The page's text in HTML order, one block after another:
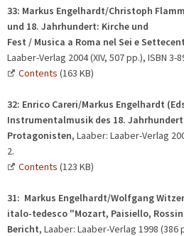
33: Markus Engelhardt/Christoph
und 18. Jahrhundert: Kirche und
Fest / Musica a Roma nel Sei e
Laaber-Verlag 2004 (XIV, 507 pp.), ISBN 3-
Contents (163 KB)
32: Enrico Careri/Markus Engelhardt
Instrumentalmusik des 18.
Protagonisten, Laaber: Laaber-Verlag
2.
Contents (123 KB)
31: Markus Engelhardt/Wolfgang
italo-tedesco "Mozart, Paisiello,
Bericht, Laaber: Laaber-Verlag 1998 (386